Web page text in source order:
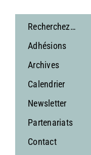
Recherchez…
Adhésions
Archives
Calendrier
Newsletter
Partenariats
Contact